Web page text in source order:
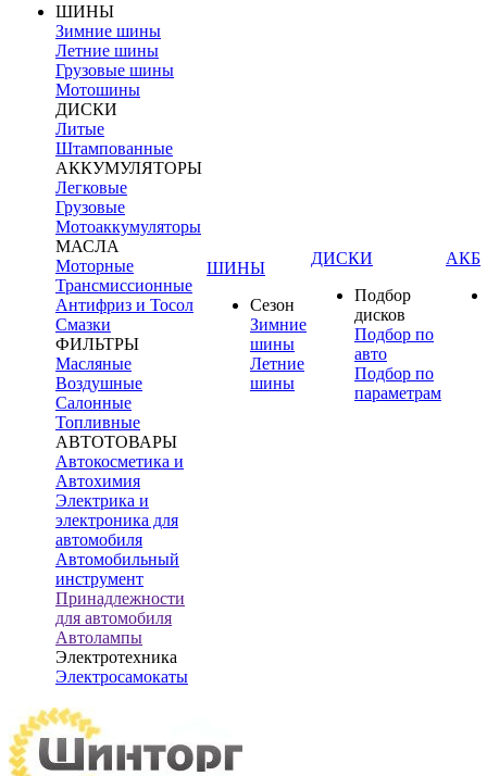
ШИНЫ
Зимние шины
Летние шины
Грузовые шины
Мотошины
ДИСКИ
Литые
Штампованные
АККУМУЛЯТОРЫ
Легковые
Грузовые
Мотоаккумуляторы
МАСЛА
Моторные
Трансмиссионные
Антифриз и Тосол
Смазки
ФИЛЬТРЫ
Масляные
Воздушные
Салонные
Топливные
АВТОТОВАРЫ
Автокосметика и
Автохимия
Электрика и
электроника для
автомобиля
Автомобильный
инструмент
Принадлежности
для автомобиля
Автолампы
Электротехника
Электросамокаты
ШИНЫ
Сезон
Зимние
шины
Летние
шины
ДИСКИ
Подбор
дисков
Подбор по
авто
Подбор по
параметрам
АКБ